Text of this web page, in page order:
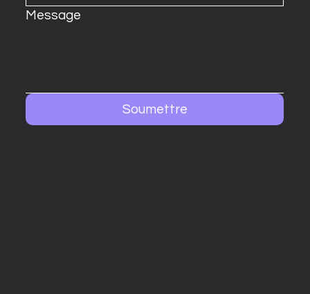
Message
Soumettre